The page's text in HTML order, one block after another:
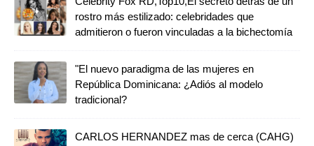
rostro más estilizado: celebridades que
admitieron o fueron vinculadas a la bichectomía
"El nuevo paradigma de las mujeres en
República Dominicana: ¿Adiós al modelo
tradicional?
CARLOS HERNANDEZ mas de cerca (CAHG)